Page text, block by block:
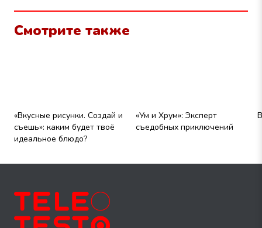
Смотрите также
«Вкусные рисунки. Создай и
съешь»: каким будет твоё
идеальное блюдо?
«Ум и Хрум»: Эксперт
съедобных приключений